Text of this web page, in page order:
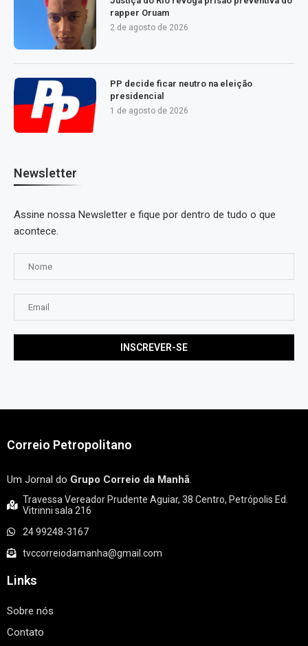
rapper Oruam
2 de agosto de 2026
PP decide ficar neutro na eleição
presidencial
1 de agosto de 2026
Newsletter
Assine nossa Newsletter e fique por dentro de tudo o que
acontece.
Correio Petropolitano
Um Jornal do Grupo Correio da Manhã.
Travessa Vereador Prudente Aguiar, 38 Centro, Petrópolis Ed.
Vitrinni sala 216
24 99248-3167
tvccorreiodamanha@gmail.com
Links
Sobre nós
Contato